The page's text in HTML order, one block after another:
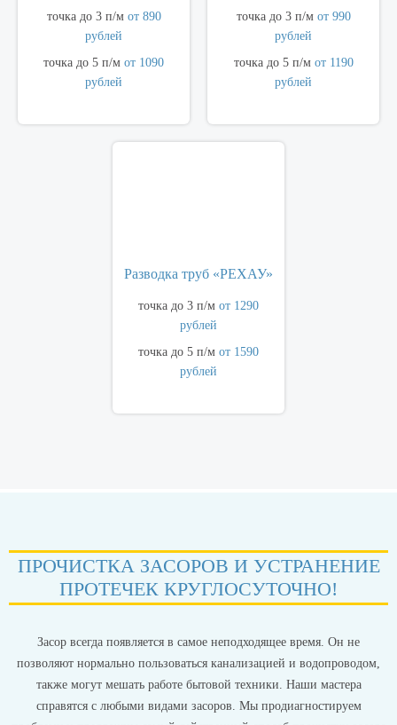
точка до 3 п/м от 890
рублей
точка до 5 п/м от 1090
рублей
точка до 3 п/м от 990
рублей
точка до 5 п/м от 1190
рублей
Разводка труб «РЕХАУ»
точка до 3 п/м от 1290
рублей
точка до 5 п/м от 1590
рублей
ПРОЧИСТКА ЗАСОРОВ И УСТРАНЕНИЕ
ПРОТЕЧЕК КРУГЛОСУТОЧНО!
Засор всегда появляется в самое неподходящее время. Он не
позволяют нормально пользоваться канализацией и водопроводом,
также могут мешать работе бытовой техники. Наши мастера
справятся с любыми видами засоров. Мы продиагностируем